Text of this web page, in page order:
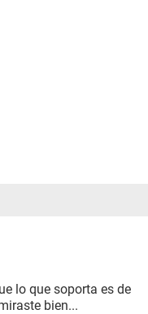
lo que soporta es de
bien...